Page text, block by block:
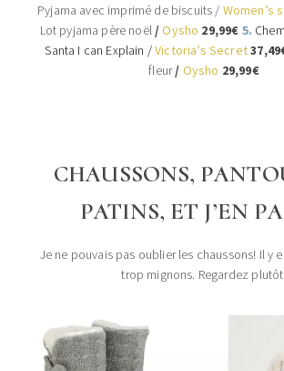
Pyjama avec imprimé de biscuits / Women’s
Lot pyjama père noël /Oysho 29,99€ 5.
Santa I can Explain /Victoria’s Secret
fleur/ Oysho 29,99€
CHAUSSONS,
PATINS, ET J’EN
Je ne pouvais pas oublier les chaussons! Il y
trop mignons. Regardez plutôt!